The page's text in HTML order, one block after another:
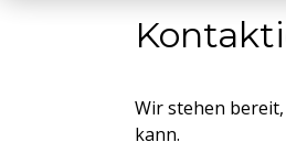
Wir stehen
kann.